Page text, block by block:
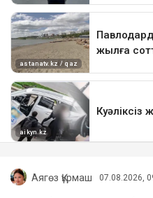
Аягөз Құрмаш 07.08.2026,